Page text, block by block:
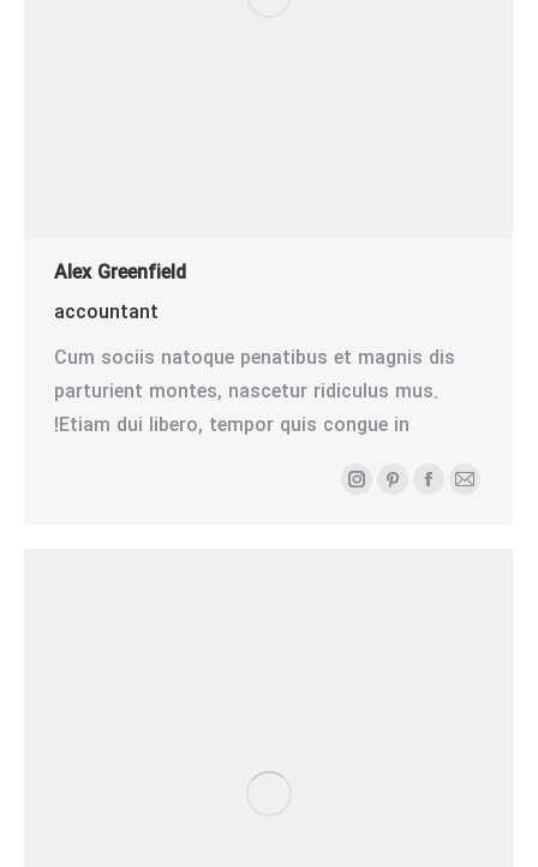
Alex Greenfield
accountant
Cum sociis natoque penatibus et magnis dis
parturient montes, nascetur ridiculus mus.
Etiam dui libero, tempor quis congue in!
ایمیلفیسبوکپینترستاینستاگرام